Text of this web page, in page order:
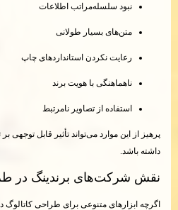
نبود سلسله‌مراتب اطلاعات
متن‌های بسیار طولانی
رعایت نکردن استانداردهای چاپ
ناهماهنگی با هویت برند
استفاده از تصاویر نامرتبط
پرهیز از این موارد می‌تواند تأثیر قابل توجهی
داشته باشد.
نقش شرکت‌های برندینگ در
اگرچه ابزارهای متنوعی برای طراحی کاتالوگ